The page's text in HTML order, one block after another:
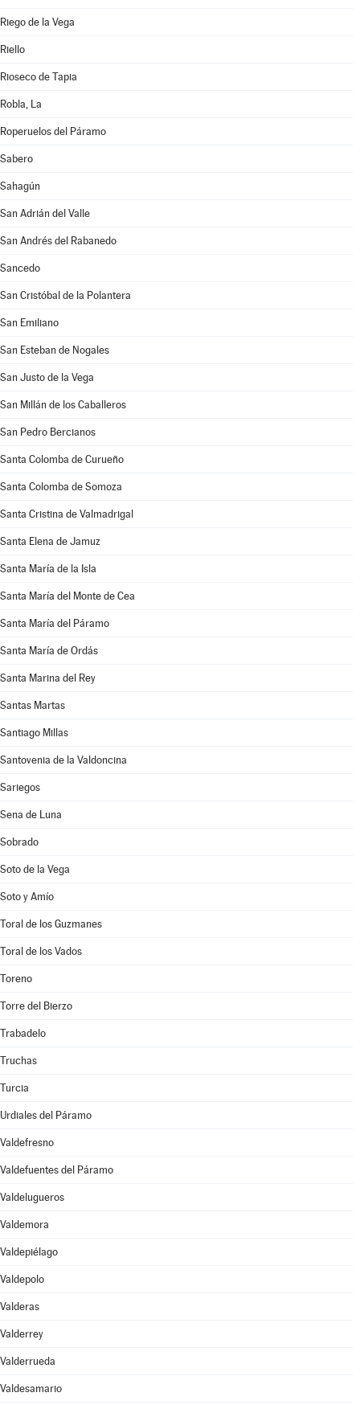
Riego de la Vega
Riello
Rioseco de Tapia
Robla, La
Roperuelos del Páramo
Sabero
Sahagún
San Adrián del Valle
San Andrés del Rabanedo
Sancedo
San Cristóbal de la Polantera
San Emiliano
San Esteban de Nogales
San Justo de la Vega
San Millán de los Caballeros
San Pedro Bercianos
Santa Colomba de Curueño
Santa Colomba de Somoza
Santa Cristina de Valmadrigal
Santa Elena de Jamuz
Santa María de la Isla
Santa María del Monte de Cea
Santa María del Páramo
Santa María de Ordás
Santa Marina del Rey
Santas Martas
Santiago Millas
Santovenia de la Valdoncina
Sariegos
Sena de Luna
Sobrado
Soto de la Vega
Soto y Amío
Toral de los Guzmanes
Toral de los Vados
Toreno
Torre del Bierzo
Trabadelo
Truchas
Turcia
Urdiales del Páramo
Valdefresno
Valdefuentes del Páramo
Valdelugueros
Valdemora
Valdepiélago
Valdepolo
Valderas
Valderrey
Valderrueda
Valdesamario